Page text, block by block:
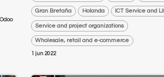
Gran Bretaña Holanda ICT Service and
Service and project organizations
Wholesale, retail and e-commerce
1 jun 2022